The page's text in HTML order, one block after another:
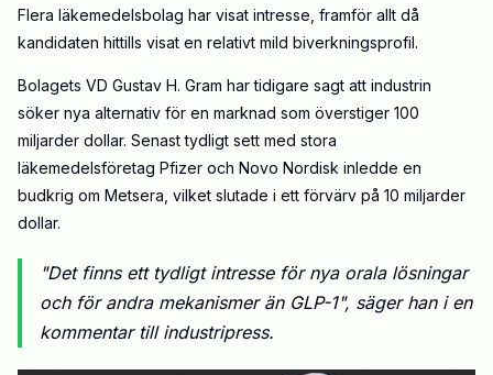
Flera läkemedelsbolag har visat intresse, framför allt då
kandidaten hittills visat en relativt mild biverkningsprofil.
Bolagets VD Gustav H. Gram har tidigare sagt att industrin
söker nya alternativ för en marknad som överstiger 100
miljarder dollar. Senast tydligt sett med stora
läkemedelsföretag Pfizer och Novo Nordisk inledde en
budkrig om Metsera, vilket slutade i ett förvärv på 10 miljarder
dollar.
"Det finns ett tydligt intresse för nya orala lösningar
och för andra mekanismer än GLP-1", säger han i en
kommentar till industripress.